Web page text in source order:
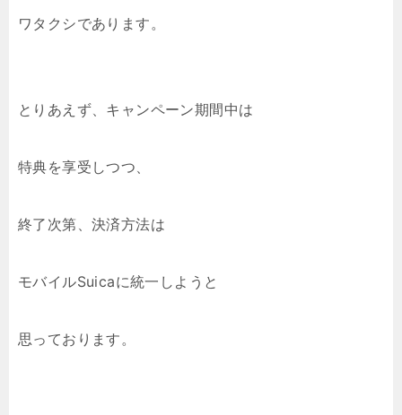
ワタクシであります。
とりあえず、キャンペーン期間中は
特典を享受しつつ、
終了次第、決済方法は
モバイルSuicaに統一しようと
思っております。